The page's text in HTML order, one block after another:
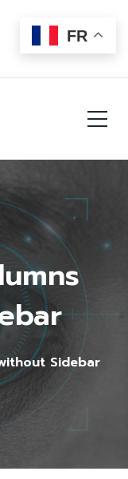
FR
Sidebar